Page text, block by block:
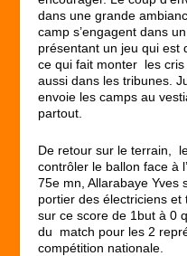
dans une grande
camp s’engagent dans
présentant un jeu qui est
ce qui fait monter les
aussi dans les tribunes.
envoie les camps au
partout.
De retour sur le terrain,
contrôler le ballon face à
75e mn, Allarabaye Yves
portier des électriciens et
sur ce score de 1but à 0
du match pour les 2
compétition nationale.